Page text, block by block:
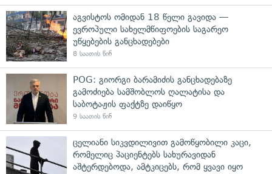
აგვისტოს ომიდან 18 წელი გავიდა —
ევროპული სახელმწიფოების საგარეო
უწყებების განცხადებები
8 საათის წინ
POG: გიორგი ბარამიძის განცხადებაზე
გამოძიება სამშობლოს ღალატისა და
საბოტაჟის ფაქტზე დაიწყო
9 საათის წინ
ცელიანი სიკვდილივით გამოწყობილი კაცი,
რომელიც პაციენტებს სახურავიდან
აშტერდებოდა, ამტკიცებს, რომ ყვავი იყო